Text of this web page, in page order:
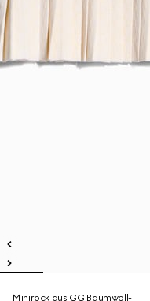
Minirock aus GG Baumwoll-